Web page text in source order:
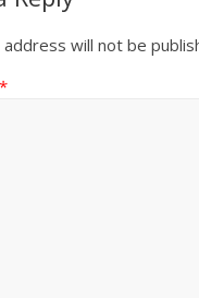
address will not be
*